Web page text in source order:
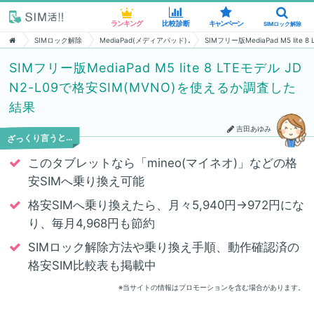
ランキング 比較診断 キャンペーン SIMロック解除
SIMロック解除 MediaPad(メディアパッド) SIMフリー版MediaPad M5 lite 8
SIMフリー版MediaPad M5 lite 8 LTEモデル JD
N2-L09で格安SIM(MVNO)を使えるか調査した
結果
吉田あゆみ
ざっくり言うと…
このタブレットなら「mineo(マイネオ)」などの格
安SIMへ乗り換え可能
格安SIMへ乗り換えたら、月々5,940円→972円にな
り、毎月4,968円も節約
SIMロック解除方法や乗り換え手順、動作確認済の
格安SIM比較表も掲載中
※当サイトの情報はプロモーションを含む場合があります。
ランキング 比較診断 キャンペーン SIMロック解除